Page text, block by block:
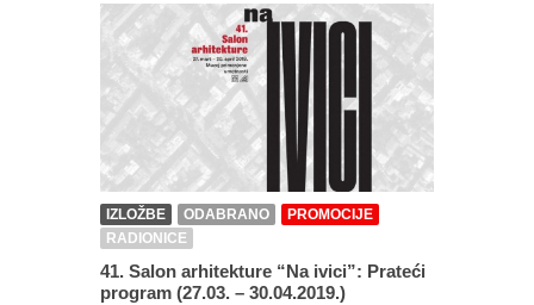
IZLOŽBE ODABRANO
PROMOCIJE
RADIONICE
41. Salon arhitekture “Na ivici”: Prateći
program (27.03. – 30.04.2019.)